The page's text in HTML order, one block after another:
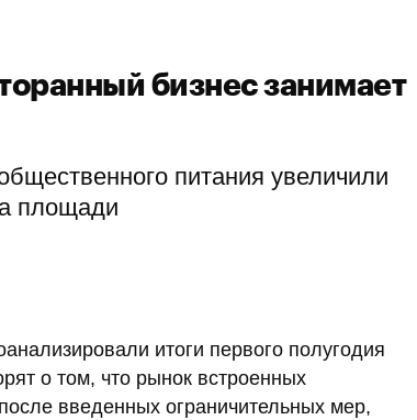
бизнес занимает
питания увеличили
площади
итоги первого полугодия
о том, что рынок встроенных
введенных ограничительных мер,